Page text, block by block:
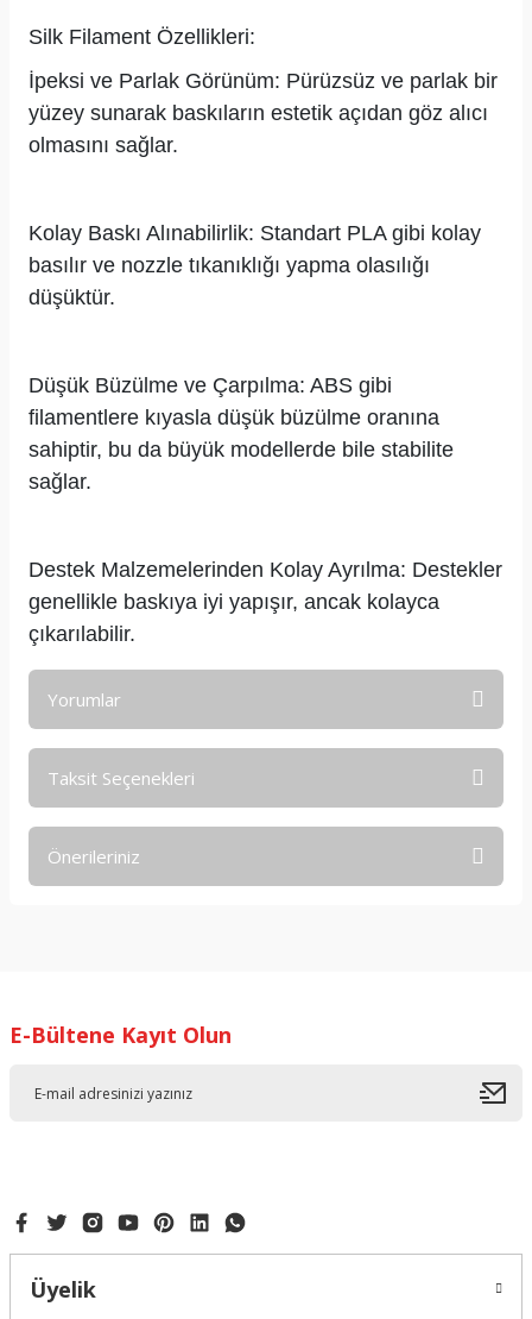
Silk Filament Özellikleri:
İpeksi ve Parlak Görünüm: Pürüzsüz ve parlak bir
yüzey sunarak baskıların estetik açıdan göz alıcı
olmasını sağlar.
Kolay Baskı Alınabilirlik: Standart PLA gibi kolay
basılır ve nozzle tıkanıklığı yapma olasılığı
düşüktür.
Düşük Büzülme ve Çarpılma: ABS gibi
filamentlere kıyasla düşük büzülme oranına
sahiptir, bu da büyük modellerde bile stabilite
sağlar.
Destek Malzemelerinden Kolay Ayrılma: Destekler
genellikle baskıya iyi yapışır, ancak kolayca
çıkarılabilir.
Yorumlar
Taksit Seçenekleri
Önerileriniz
Ürün resmi kalitesiz, bozuk veya görüntülenemiyor.
E-Bültene Kayıt Olun
Üyelik